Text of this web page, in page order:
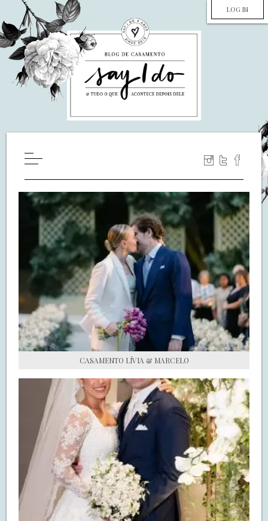
LOG IN
WILL YOU MARRY ME?
LUA DE MEL
COZINHA
DECORAÇÃO
DE NOIVA PRA NOIVA
S.O.S CASADAS
FALE COM O SAY I DO
CASAMENTO LÍVIA & MARCELO